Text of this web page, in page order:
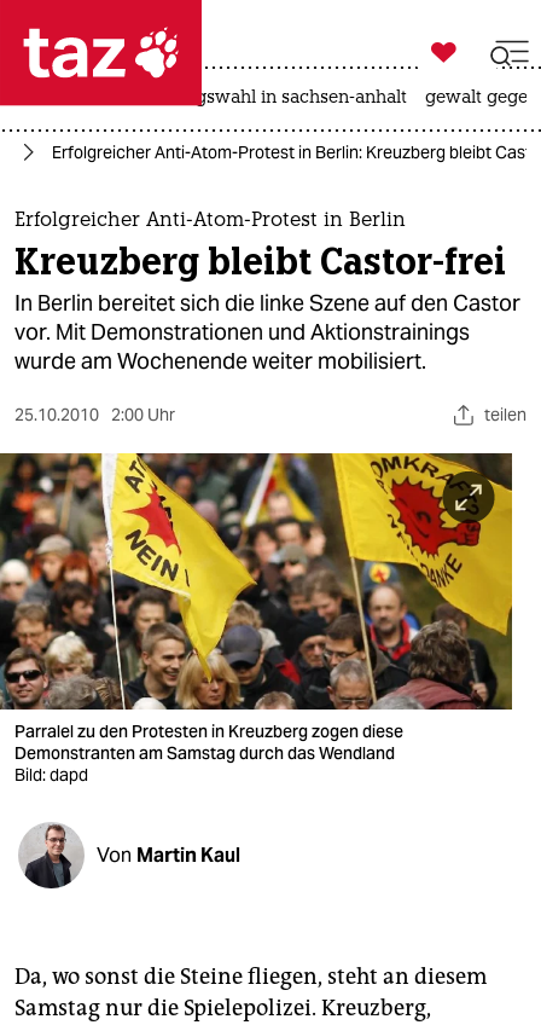
 taz zahl ich
taz zahl ich
themen
politik
öko
sport
berlin
nord
wahrheit
verlag
verlag
shop
fragen & hilfe
abo

taz zahl ich
landtagswahl in sachsen-anhalt gewalt
Erfolgreicher Anti-Atom-Protest in Berlin: Kreuzberg bleibt
Erfolgreicher Anti-Atom-Protest in Berlin
Kreuzberg bleibt Castor-frei
In Berlin bereitet sich die linke Szene auf den Castor
vor. Mit Demonstrationen und Aktionstrainings
wurde am Wochenende weiter mobilisiert.
25.10.2010 2:00 Uhr teilen
Parralel zu den Protesten in Kreuzberg zogen diese
Demonstranten am Samstag durch das Wendland
Bild: dapd
Von Martin Kaul
Da, wo sonst die Steine fliegen, steht an diesem
Samstag nur die Spielepolizei. Kreuzberg,